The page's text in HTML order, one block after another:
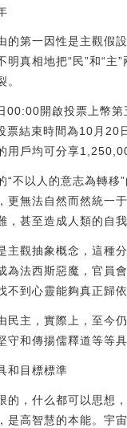
的第一因性是主觀假
明真相地把“民”和“
。
開啟投票上幣
票結束時間為10月
用戶均可分享
“不以人的意志為轉
更無法自然而然統一
，甚至造成人類的自我
主觀抽象概念，這種
為法西斯惡魔，官員
到心靈能夠真正歸依
民主，實際上，至今
守和傳揚儒釋道等等
和目標標準
的，什么都可以思想
是高智慧的本能。宇